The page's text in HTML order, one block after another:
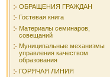
ОБРАЩЕНИЯ ГРАЖДАН
Гостевая книга
Материалы семинаров,
совещаний
Муниципальные механизмы
управления качеством
образования
ГОРЯЧАЯ ЛИНИЯ